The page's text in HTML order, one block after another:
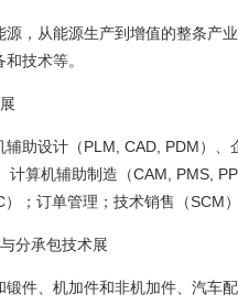
源，从能源生产到增值的整条产
技术等。
辅助设计（PLM, CAD, PDM）
计算机辅助制造（CAM, PMS,
；订单管理；技术销售（SCM
分承包技术展
锻件、机加件和非机加件、汽车